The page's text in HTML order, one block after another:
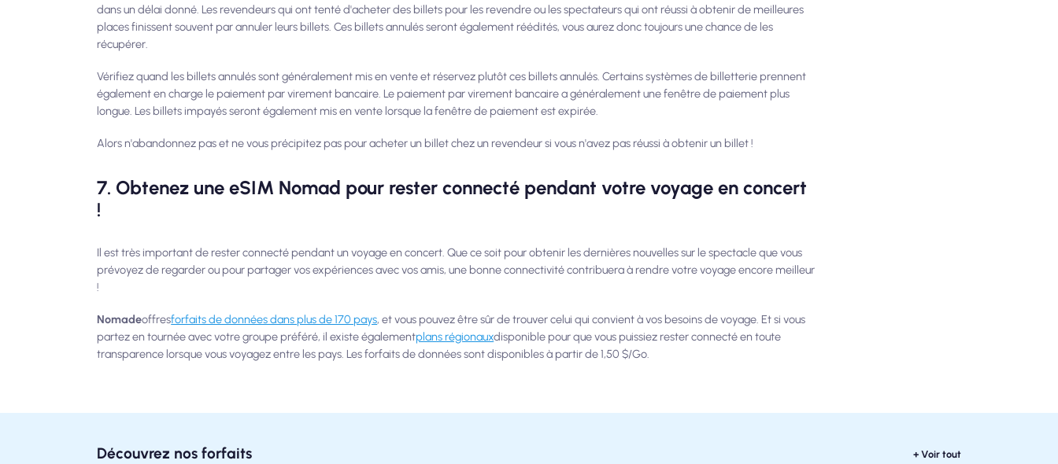
dans un délai donné. Les revendeurs qui ont tenté d'acheter des billets pour les revendre ou les spectateurs qui ont réussi à obtenir de meilleures
places finissent souvent par annuler leurs billets. Ces billets annulés seront également réédités, vous aurez donc toujours une chance de les
récupérer.
Vérifiez quand les billets annulés sont généralement mis en vente et réservez plutôt ces billets annulés. Certains systèmes de billetterie prennent
également en charge le paiement par virement bancaire. Le paiement par virement bancaire a généralement une fenêtre de paiement plus
longue. Les billets impayés seront également mis en vente lorsque la fenêtre de paiement est expirée.
Alors n'abandonnez pas et ne vous précipitez pas pour acheter un billet chez un revendeur si vous n'avez pas réussi à obtenir un billet !
7. Obtenez une eSIM Nomad pour rester connecté pendant votre voyage en concert
!
Il est très important de rester connecté pendant un voyage en concert. Que ce soit pour obtenir les dernières nouvelles sur le spectacle que vous
prévoyez de regarder ou pour partager vos expériences avec vos amis, une bonne connectivité contribuera à rendre votre voyage encore meilleur
!
Nomadeoffresforfaits de données dans plus de 170 pays, et vous pouvez être sûr de trouver celui qui convient à vos besoins de voyage. Et si vous
partez en tournée avec votre groupe préféré, il existe égalementplans régionauxdisponible pour que vous puissiez rester connecté en toute
transparence lorsque vous voyagez entre les pays. Les forfaits de données sont disponibles à partir de 1,50 $/Go.
Découvrez nos forfaits + Voir tout